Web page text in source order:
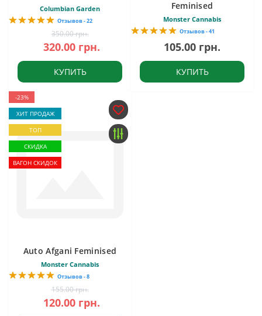
Columbian Garden
Отзывов - 22
350.00 грн.
320.00 грн.
КУПИТЬ
Feminised
Monster Cannabis
Отзывов - 41
105.00 грн.
КУПИТЬ
-23%
ХИТ ПРОДАЖ
ТОП
СКИДКА
ВАГОН СКИДОК
Auto Afgani Feminised
Monster Cannabis
Отзывов - 8
155.00 грн.
120.00 грн.